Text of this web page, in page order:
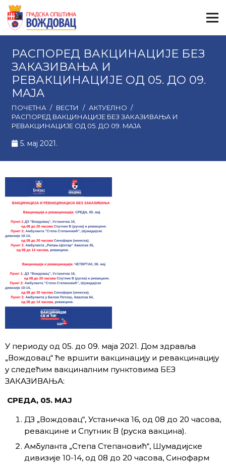
РАСПОРЕД ВАКЦИНАЦИЈЕ БЕЗ
ЗАКАЗИВАЊА И
РЕВАКЦИНАЦИЈЕ ОД 05. ДО 09.
MAJA
ПОЧЕТНА / ВЕСТИ / АКТУЕЛНО /
РАСПОРЕД ВАКЦИНАЦИЈЕ БЕЗ ЗАКАЗИВАЊА И
РЕВАКЦИНАЦИЈЕ ОД 05. ДО 09. MAJA
5. мај 2021.
У периоду од 05. до 09. маја 2021. Дом здравља
„Вождовац“ ће вршити вакцинацију и ревакцинацију
у следећим вакциналним пунктовима БЕЗ
ЗАКАЗИВАЊА:
СРЕДА, 05. МАЈ
ДЗ „Вождовац“, Устаничка 16, од 08 до 20 часова,
ревакцине и Спутник В (руска вакцина).
Амбуланта „Степа Степановић“, Шумадијске
дивизије 10-14, од 08 до 20 часова, Синофарм